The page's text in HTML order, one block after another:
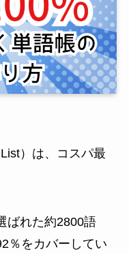
）は、
コスパ最
ばれた約2800語
％をカバーしてい